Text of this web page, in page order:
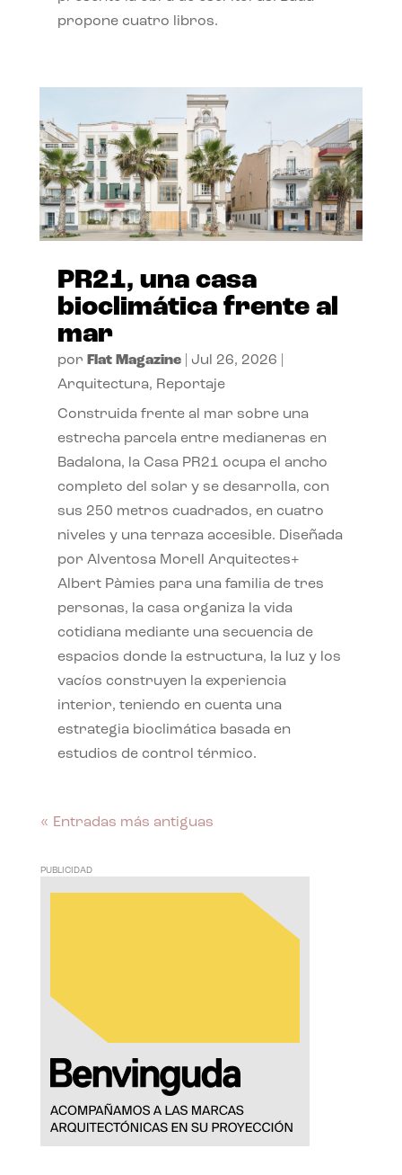
propone cuatro libros.
PR21, una casa
bioclimática frente al
mar
por Flat Magazine| Jul 26, 2026
Arquitectura, Reportaje
Construida frente al mar sobre una
estrecha parcela entre medianeras en
Badalona, la Casa PR21 ocupa el ancho
completo del solar y se desarrolla, con
sus 250 metros cuadrados, en cuatro
niveles y una terraza accesible. Diseñada
por Alventosa Morell Arquitectes+
Albert Pàmies para una familia de tres
personas, la casa organiza la vida
cotidiana mediante una secuencia de
espacios donde la estructura, la luz y los
vacíos construyen la experiencia
interior, teniendo en cuenta una
estrategia bioclimática basada en
estudios de control térmico.
« Entradas más antiguas
PUBLICIDAD